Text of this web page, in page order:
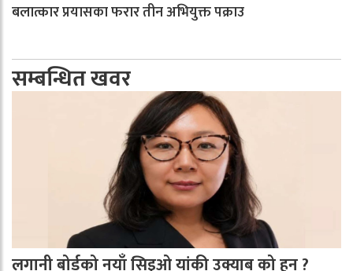
बलात्कार प्रयासका फरार तीन अभियुक्त पक्राउ
सम्बन्धित खवर
लगानी बोर्डको नयाँ सिइओ यांकी उक्याब को हुन् ?